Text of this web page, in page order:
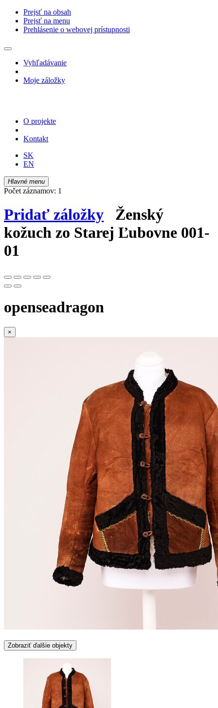
Prejsť na obsah
Prejsť na menu
Prehlásenie o webovej prístupnosti
Vyhľadávanie
Moje záložky
O projekte
Kontakt
SK
EN
Hlavné menu
Počet záznamov: 1
Pridať záložky Ženský
kožuch zo Starej Ľubovne 001-
01
openseadragon
×
Zobraziť ďalšie objekty